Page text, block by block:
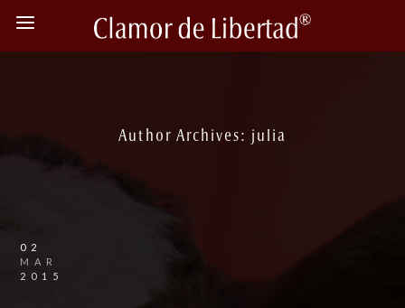
Author Archives: julia
02
MAR
2015